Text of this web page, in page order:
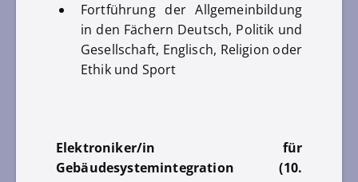
Fortführung der Allgemeinbildung
in den Fächern Deutsch, Politik und
Gesellschaft, Englisch, Religion oder
Ethik und Sport
Elektroniker/in für
Gebäudesystemintegration (10.